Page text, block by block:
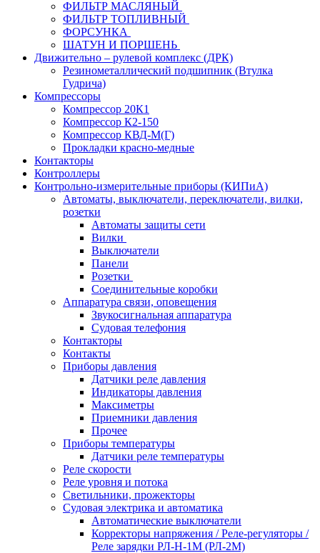
ФИЛЬТР МАСЛЯНЫЙ
ФИЛЬТР ТОПЛИВНЫЙ
ФОРСУНКА
ШАТУН И ПОРШЕНЬ
Движительно – рулевой комплекс (ДРК)
Резинометаллический подшипник (Втулка
Гудрича)
Компрессоры
Компрессор 20К1
Компрессор К2-150
Компрессор КВД-М(Г)
Прокладки красно-медные
Контакторы
Контроллеры
Контрольно-измерительные приборы (КИПиА)
Автоматы, выключатели, переключатели, вилки,
розетки
Автоматы защиты сети
Вилки
Выключатели
Панели
Розетки
Соединительные коробки
Аппаратура связи, оповещения
Звукосигнальная аппаратура
Судовая телефония
Контакторы
Контакты
Приборы давления
Датчики реле давления
Индикаторы давления
Максиметры
Приемники давления
Прочее
Приборы температуры
Датчики реле температуры
Реле скорости
Реле уровня и потока
Светильники, прожекторы
Судовая электрика и автоматика
Автоматические выключатели
Корректоры напряжения / Реле-регуляторы /
Реле зарядки РЛ-Н-1М (РЛ-2М)